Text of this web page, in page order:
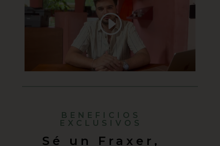
BENEFICIOS
EXCLUSIVOS
Sé un Fraxer,